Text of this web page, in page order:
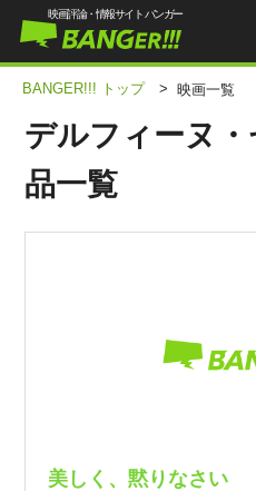
映画評論・情報サイト バンガー
BANGER!!! トップ > 映画一覧
デルフィーヌ
品一覧
美しく、黙りなさい